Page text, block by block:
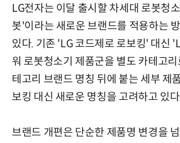
LG전자는 이달 출시할 차세대 로봇청
봇'이라는 새로운 브랜드를 적용하는
있다. 기존 'LG 코드제로 로보킹' 대신
워 로봇청소기 제품군을 별도 카테고
테고리 브랜드 명칭 뒤에 붙는 세부 제
보킹 대신 새로운 명칭을 고려하고 있
브랜드 개편은 단순한 제품명 변경을